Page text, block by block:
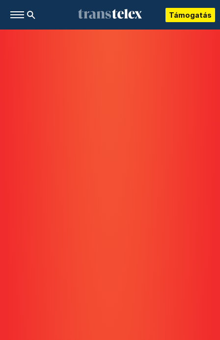
Támogatás